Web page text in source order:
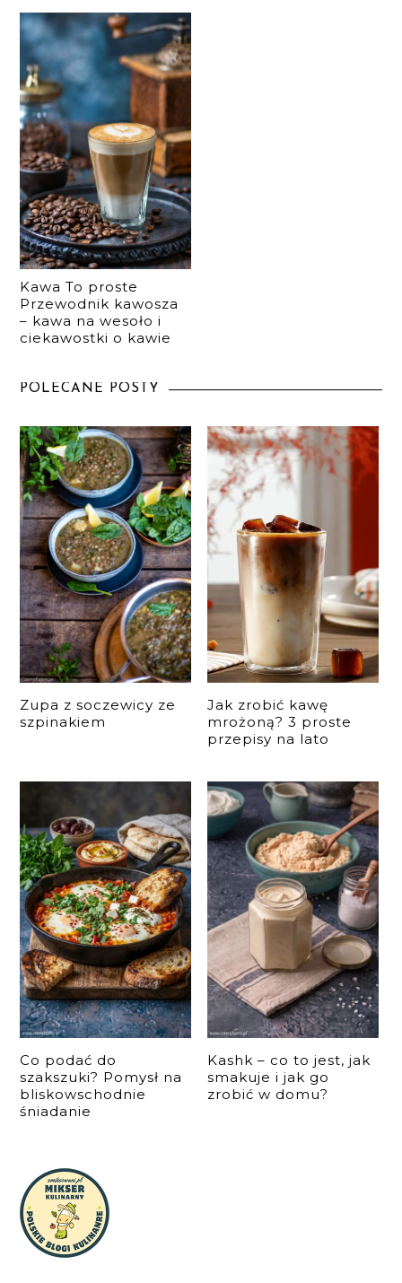
Kawa To proste
Przewodnik kawosza
– kawa na wesoło i
ciekawostki o kawie
POLECANE POSTY
Zupa z soczewicy ze
szpinakiem
Jak zrobić kawę
mrożoną? 3 proste
przepisy na lato
Co podać do
szakszuki? Pomysł na
bliskowschodnie
śniadanie
Kashk – co to jest, jak
smakuje i jak go
zrobić w domu?